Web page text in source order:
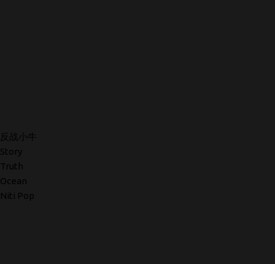
反战小牛
Story
Truth
Ocean
Niti Pop